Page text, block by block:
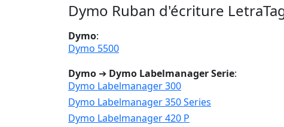
Dymo Ruban d'écriture
Dymo:
Dymo 5500
Dymo ➔ Dymo Labelmanager Serie:
Dymo Labelmanager 300
Dymo Labelmanager 350 Series
Dymo Labelmanager 420 P